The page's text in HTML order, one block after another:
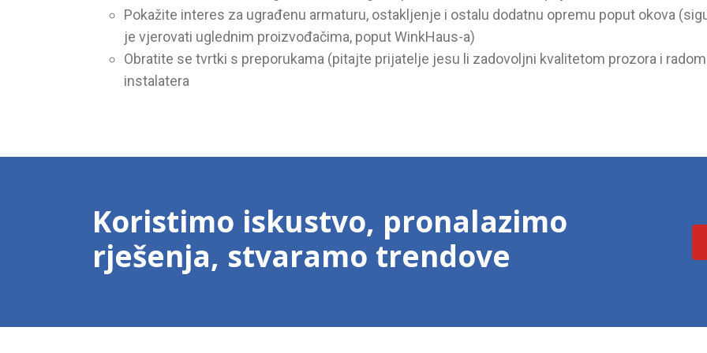
Pokažite interes za ugrađenu armaturu, ostakljenje i ostalu dodatnu opremu poput okova
je vjerovati uglednim proizvođačima, poput WinkHaus-a)
Obratite se tvrtki s preporukama (pitajte prijatelje jesu li zadovoljni kvalitetom prozora i radom
instalatera
Koristimo iskustvo, pronalazimo
rješenja, stvaramo trendove